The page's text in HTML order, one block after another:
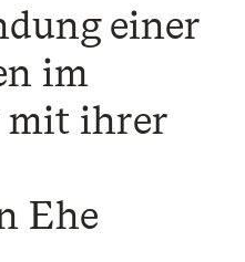
einer
im
mit ihrer
Ehe